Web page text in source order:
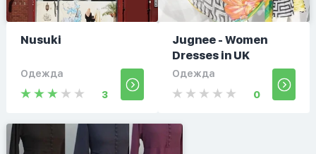
Nusuki
Одежда
3
Jugnee - Women
Dresses in UK
Одежда
0